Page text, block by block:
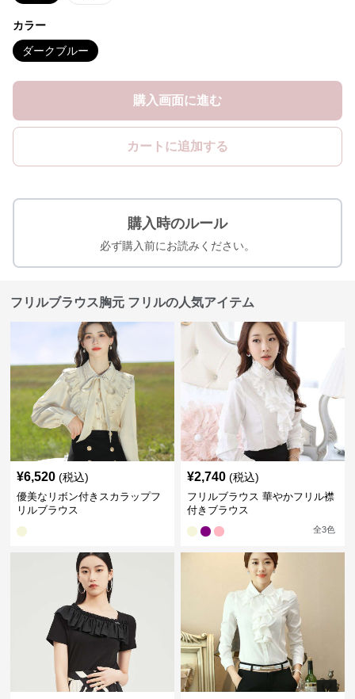
カラー
ダークブルー
購入画面に進む
カートに追加する
購入時のルール
必ず購入前にお読みください。
フリルブラウス胸元 フリルの人気アイテム
¥6,520 (税込)
優美なリボン付きスカラップフ
リルブラウス
¥2,740 (税込)
フリルブラウス 華やかフリル襟
付きブラウス
全3色